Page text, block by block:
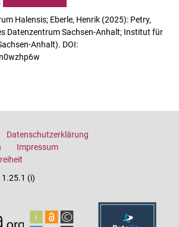
Halensis; Eberle, Henrik (2025): Petry,
Datenzentrum Sachsen-Anhalt; Institut für
Anhalt). DOI:
Datenschutzerklärung
Impressum
(i)